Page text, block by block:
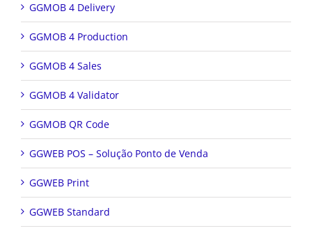
GGMOB 4 Delivery
GGMOB 4 Production
GGMOB 4 Sales
GGMOB 4 Validator
GGMOB QR Code
GGWEB POS – Solução Ponto de Venda
GGWEB Print
GGWEB Standard